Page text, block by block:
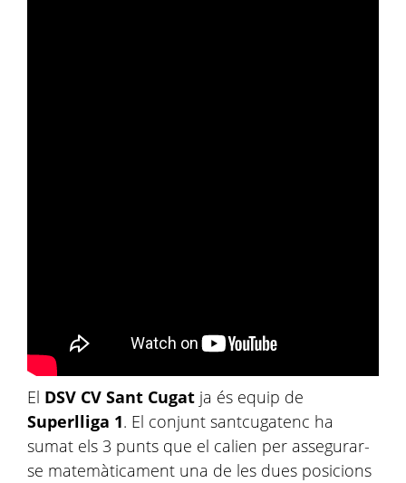
El DSV CV Sant Cugat ja és equip de
Superlliga 1. El conjunt santcugatenc ha
sumat els 3 punts que el calien per assegurar-
se matemàticament una de les dues posicions